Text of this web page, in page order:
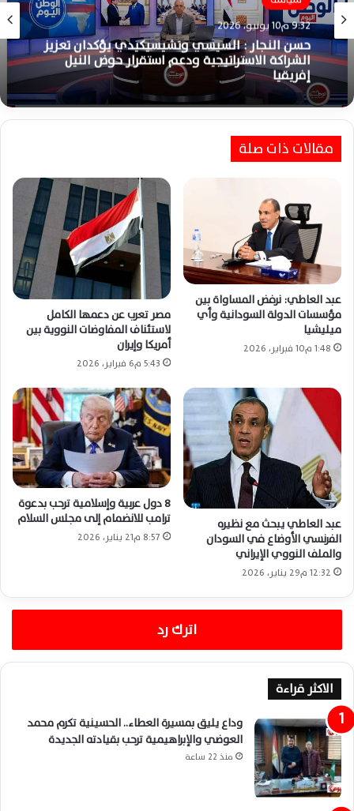
سياسة
9:32 م10 يونيو، 2026
حسن النجار : السيسي وتشيسيكيدي يؤكدان تعزيز
الشراكة الاستراتيجية ودعم استقرار حوض النيل
إفريقيا
عاجل
2:41 ص10 مايو، 2026
السيسي وماكرون يتجولان بكورنيش الإسكندرية
ويعززان التعاون الثقافي بين البلدين
مقالات ذات صلة
عبد العاطي: نرفض المساواة بين
مؤسسات الدولة السودانية وأي
ميليشيا
1:48 م10 فبراير، 2026
مصر تعرب عن دعمها الكامل
لاستئناف المفاوضات النووية بين
أمريكا وإيران
5:43 م6 فبراير، 2026
عبد العاطي يبحث مع نظيره
الفرنسي الأوضاع في السودان
والملف النووي الإيراني
12:32 م29 يناير، 2026
8 دول عربية وإسلامية ترحب بدعوة
ترامب للانضمام إلى مجلس السلام
8:57 م21 يناير، 2026
اترك رد
الاكثر قراءة
وداع يليق بمسيرة العطاء.. الحسينية تكرم محمد
العوضي والإبراهيمية ترحب بقيادته الجديدة
منذ 22 ساعة